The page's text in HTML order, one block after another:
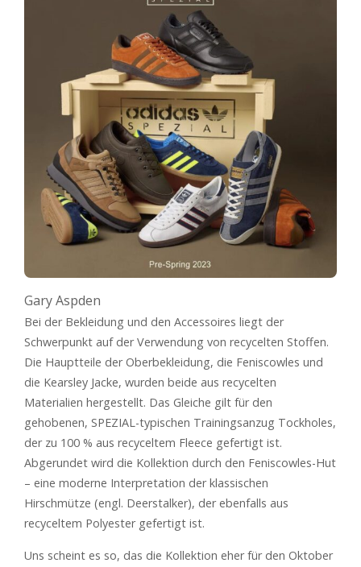
Gary Aspden
Bei der Bekleidung und den Accessoires liegt der
Schwerpunkt auf der Verwendung von recycelten Stoffen.
Die Hauptteile der Oberbekleidung, die Feniscowles und
die Kearsley Jacke, wurden beide aus recycelten
Materialien hergestellt. Das Gleiche gilt für den
gehobenen, SPEZIAL-typischen Trainingsanzug Tockholes,
der zu 100 % aus recyceltem Fleece gefertigt ist.
Abgerundet wird die Kollektion durch den Feniscowles-Hut
– eine moderne Interpretation der klassischen
Hirschmütze (engl. Deerstalker), der ebenfalls aus
recyceltem Polyester gefertigt ist.
Uns scheint es so, das die Kollektion eher für den Oktober